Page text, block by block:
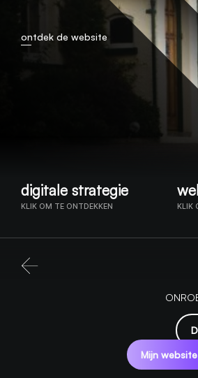
ontdek de website
digitale strategie
KLIK OM TE ONTDEKKEN KLIK
Mijn